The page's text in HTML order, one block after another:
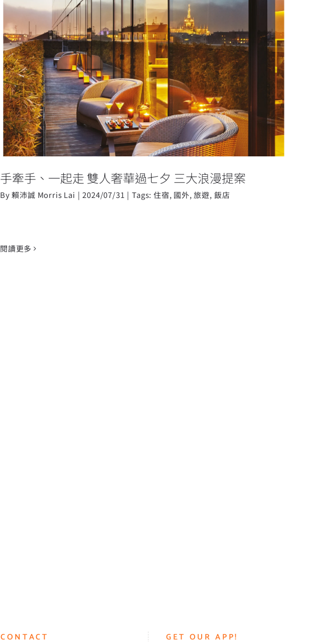
手牽手、一起走 雙人奢華過七夕 三大浪漫提案
手牽手、一起走 雙人奢華過七夕 三大浪漫提案
By賴沛誠 Morris Lai | 2024/07/31 | Tags:住宿, 國外,旅遊, 飯店
閱讀更多
CONTACT GET OUR APP!